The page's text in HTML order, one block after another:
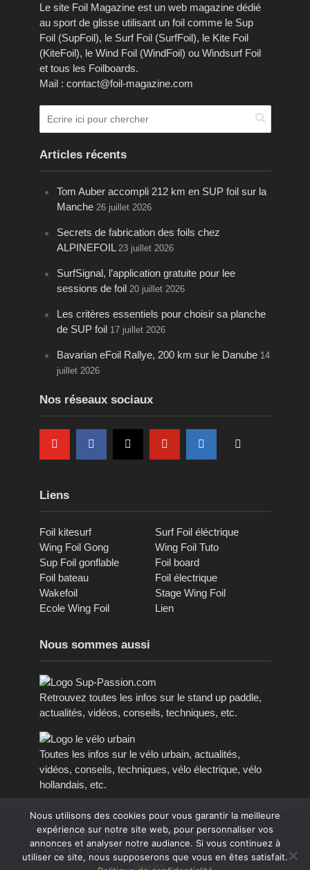
Le site Foil Magazine est un web magazine dédié
au sport de glisse utilisant un foil comme le Sup
Foil (SupFoil), le Surf Foil (SurfFoil), le Kite Foil
(KiteFoil), le Wind Foil (WindFoil) ou Windsurf Foil
et tous les Foilboards.
Mail : contact@foil-magazine.com
Articles récents
Tom Auber accompli 212 km en SUP foil sur la
Manche 26 juillet 2026
Secrets de fabrication des foils chez
ALPINEFOIL 23 juillet 2026
SurfSignal, l’application gratuite pour lee
sessions de foil 20 juillet 2026
Les critères essentiels pour choisir sa planche
de SUP foil 17 juillet 2026
Bavarian eFoil Rallye, 200 km sur le Danube 14
juillet 2026
Nos réseaux sociaux
Liens
Foil kitesurf
Surf Foil éléctrique
Wing Foil Gong
Wing Foil Tuto
Sup Foil gonflable
Foil board
Foil bateau
Foil électrique
Wakefoil
Stage Wing Foil
Ecole Wing Foil
Lien
Nous sommes aussi
Retrouvez toutes les infos sur le stand up paddle,
actualités, vidéos, conseils, techniques, etc.
Toutes les infos sur le vélo urbain, actualités,
vidéos, conseils, techniques, vélo électrique, vélo
hollandais, etc.
Copyright © 2016 - 2023, tous droits réservés.
Créé par Extremotion Communication-Mentions
légales
Nous utilisons des cookies pour vous garantir la meilleure
expérience sur notre site web, pour personnaliser vos
annonces et analyser notre audiance. Si vous continuez à
utiliser ce site, nous supposerons que vous en êtes satisfait.